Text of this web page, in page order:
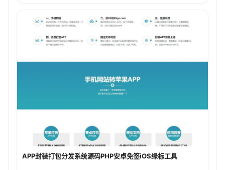
APP封装打包分发系统源码PHP安卓免签iOS绿标工具